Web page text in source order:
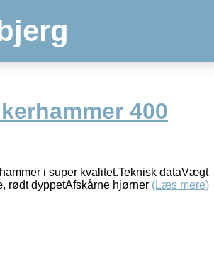
400
i super kvalitet.Teknisk dataVægt
rødt dyppetAfskårne hjørner (Læs mere)